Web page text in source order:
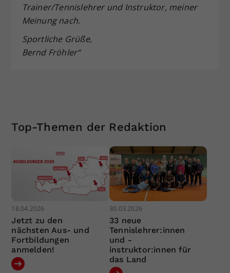
Trainer/Tennislehrer und Instruktor, meiner
Meinung nach.
Sportliche Grüße,
Bernd Fröhler“
Top-Themen der Redaktion
18.04.2026
Jetzt zu den
nächsten Aus- und
Fortbildungen
anmelden!
30.03.2026
33 neue
Tennislehrer:innen
und -
instruktor:innen für
das Land